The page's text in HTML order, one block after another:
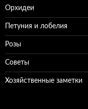
Орхидеи
Петуния и лобелия
Розы
Советы
Хозяйственные заметки